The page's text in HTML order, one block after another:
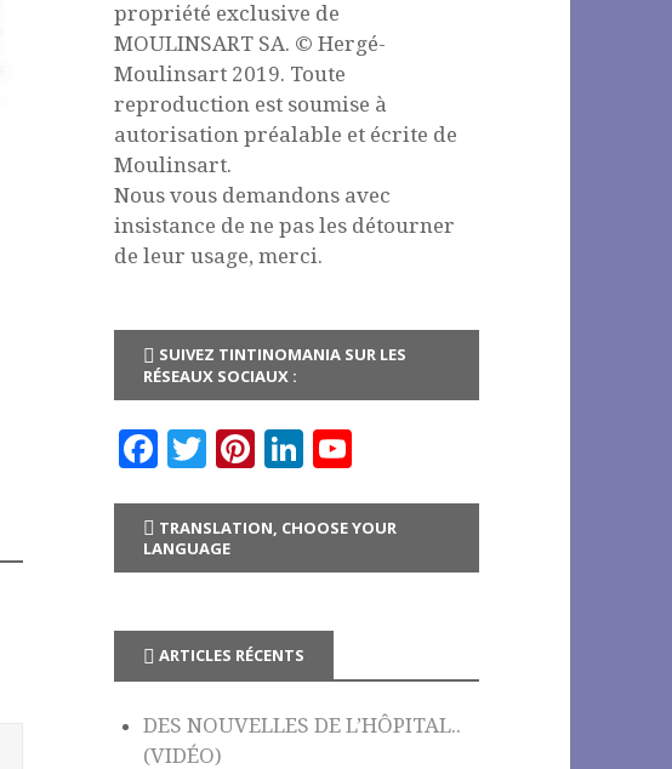
propriété exclusive de
MOULINSART SA. © Hergé-
Moulinsart 2019. Toute
reproduction est soumise à
autorisation préalable et écrite de
Moulinsart.
Nous vous demandons avec
insistance de ne pas les détourner
de leur usage, merci.
SUIVEZ TINTINOMANIA SUR LES
RÉSEAUX SOCIAUX :
F
c
e
o
o
k
T
it
te
Pi
te
r
t
Li
k
e
n
u
T
e
C
TRANSLATION, CHOOSE YOUR
LANGUAGE
ARTICLES RÉCENTS
DES NOUVELLES DE L’HÔPITAL..
(VIDÉO)